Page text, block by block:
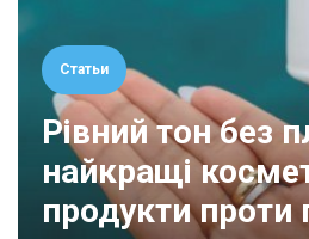
Статьи
Рівний тон без
найкращі
продукти проти